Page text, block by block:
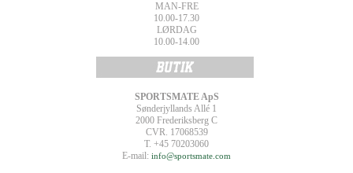
MAN-FRE
10.00-17.30
LØRDAG
10.00-14.00
SPORTSMATE ApS
Sønderjyllands Allé 1
2000 Frederiksberg C
CVR. 17068539
T. +45 70203060
E-mail: info@sportsmate.com